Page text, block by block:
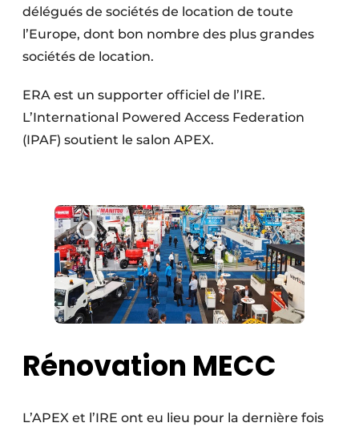
délégués de sociétés de location de toute
l’Europe, dont bon nombre des plus grandes
sociétés de location.
ERA est un supporter officiel de l’IRE.
L’International Powered Access Federation
(IPAF) soutient le salon APEX.
Rénovation MECC
L’APEX et l’IRE ont eu lieu pour la dernière fois